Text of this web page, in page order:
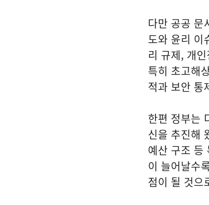
다만 공공 문
도와 윤리 이
리 규제, 개
특히 초고해
적과 보안 통
한편 정부는
신을 추진해
예산 구조 등
이 늘어날수
점이 될 것으